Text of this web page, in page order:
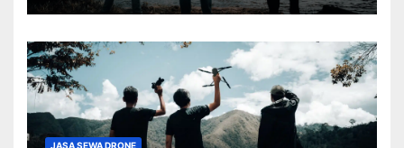
JASA SEWA DRONE